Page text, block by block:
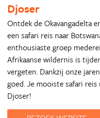
Djoser
Ontdek de Okavangadelta
een safari reis naar
enthousiaste groep
Afrikaanse wildernis is
vergeten. Dankzij onze
goed. Je mooiste safari reis
Djoser!